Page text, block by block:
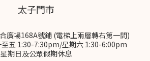
太子門市
廣場168A號鋪 (電梯上兩層轉右第一間)
五 1:30-7:30pm/星期六 1:30-6:00pm
星期日及公眾假期休息